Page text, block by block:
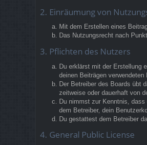
2. Einräumung von
Mit dem Erstellen eines
Das Nutzungsrecht nach
3. Pflichten des Nutzers
Du erklärst mit der Erstellung
deinen Beiträgen
Der Betreiber des Boards übt
zeitweise oder dauerhaft von
Du nimmst zur Kenntnis,
dem Betreiber, dein
Du gestattest dem Betreiber
4. General Public License